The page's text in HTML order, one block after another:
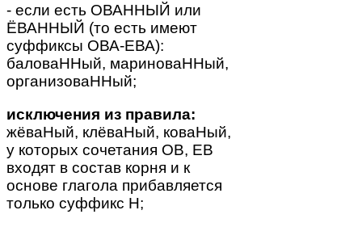
- если есть ОВАННЫЙ или
ЁВАННЫЙ (то есть имеют
суффиксы ОВА-ЕВА):
баловаННый, мариноваННый,
организоваННый;
исключения из правила:
жёваНый, клёваНый, коваНый,
у которых сочетания ОВ, ЕВ
входят в состав корня и к
основе глагола прибавляется
только суффикс Н;